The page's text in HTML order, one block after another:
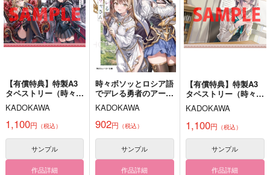
550円（税込）
シルバー×マレウス
サンプル
330円（税込）
糸師凛×潔世一
サンプル
作品詳細
629円（税込）
オールキャラ
サンプル
【有償特典】特製A3
タペストリー（時々ボ
ソッとロシア語でデレ
る勇者のアーリャさ
ん）
KADOKAWA
1,100円 （税込）
サンプル
作品詳細
時々ボソッとロシア語
でデレる勇者のアーリ
ャさん
KADOKAWA
902円 （税込）
サンプル
作品詳細
【有償特典】特製A3
タペストリー（時々ボ
ソッとロシア語でデレ
る隣のアーリャさ
ん 10）
KADOKAWA
1,100円 （税込）
サンプル
作品詳細